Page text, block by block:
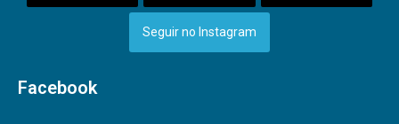
Seguir no Instagram
Facebook